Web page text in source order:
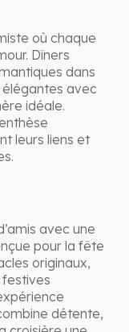
où chaque
Dîners
dans
avec
idéale.
leurs liens et
avec une
pour la fête
originaux,
détente,